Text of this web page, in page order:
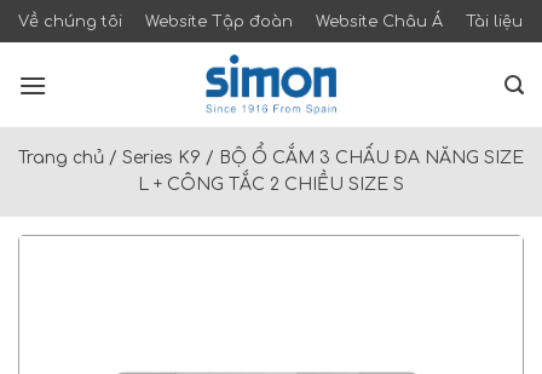
Skip
to
content
Về chúng tôi Website Tập đoàn Website Châu Á Tài liệu
Trang chủ / Series K9 / BỘ Ổ CẮM 3 CHẤU ĐA NĂNG SIZE
L + CÔNG TẮC 2 CHIỀU SIZE S